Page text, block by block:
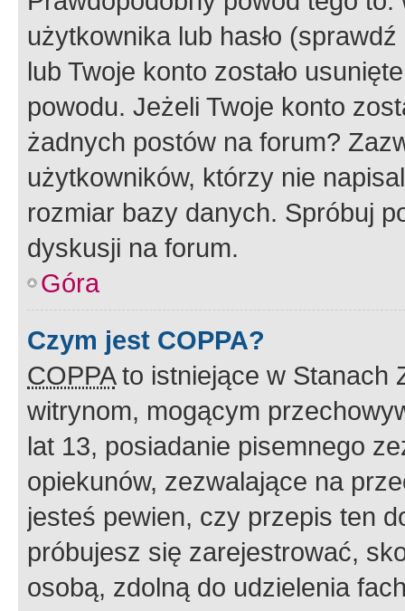
użytkownika lub hasło
lub Twoje konto zostało
powodu. Jeżeli Twoje konto
żadnych postów na forum?
użytkowników, którzy nie
rozmiar bazy danych. Spróbuj
dyskusji na forum.
Góra
Czym jest COPPA?
COPPAto istniejące w Stanach
witrynom, mogącym
lat 13, posiadanie pisemnego
opiekunów, zezwalające na
jesteś pewien, czy przepis ten
próbujesz się zarejestrować,
osobą, zdolną do udzielenia